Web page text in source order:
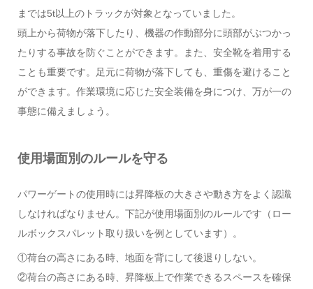
までは5t以上のトラックが対象となっていました。
頭上から荷物が落下したり、機器の作動部分に頭部がぶつかっ
たりする事故を防ぐことができます。また、安全靴を着用する
ことも重要です。足元に荷物が落下しても、重傷を避けること
ができます。作業環境に応じた安全装備を身につけ、万が一の
事態に備えましょう。
使用場面別のルールを守る
パワーゲートの使用時には昇降板の大きさや動き方をよく認識
しなければなりません。下記が使用場面別のルールです（ロー
ルボックスパレット取り扱いを例としています）。
①荷台の高さにある時、地面を背にして後退りしない。
②荷台の高さにある時、昇降板上で作業できるスペースを確保